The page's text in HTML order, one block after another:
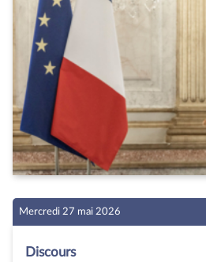
Mercredi 27 mai 2026
Discours